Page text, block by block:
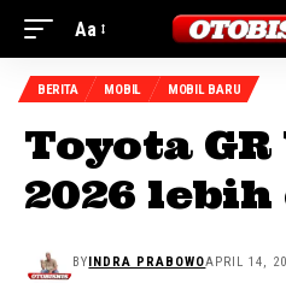
Aa
BERITA MOBIL MOBIL BARU
Toyota
2026 lebih
BYINDRA PRABOWOAPRIL 14,